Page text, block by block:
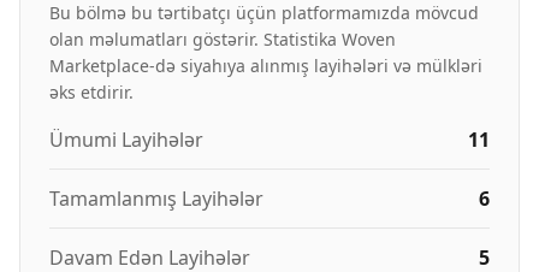
Bu bölmə bu tərtibatçı üçün platformamızda mövcud
olan məlumatları göstərir. Statistika Woven
Marketplace-də siyahıya alınmış layihələri və mülkləri
əks etdirir.
Ümumi Layihələr 11
Tamamlanmış Layihələr 6
Davam Edən Layihələr 5